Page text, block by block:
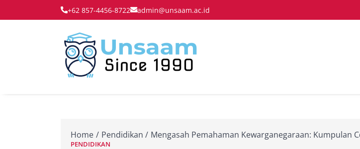
to
+62 857-4456-8722 admin@unsaam.ac.id
Membentuk Pemimpin Masa Depan
Home Pendidikan Mengasah Pemahaman Kewarganegaraan: Kumpulan
PENDIDIKAN